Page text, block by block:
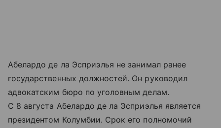
Абелардо де ла Эсприэлья не занимал ранее
государственных должностей. Он руководил
адвокатским бюро по уголовным делам.
С 8 августа Абелардо де ла Эсприэлья является
президентом Колумбии. Срок его полномочий